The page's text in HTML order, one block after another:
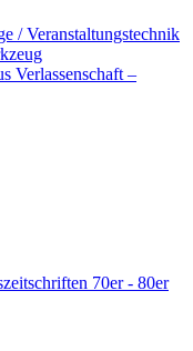
/ Veranstaltungstechnik
Verlassenschaft –
70er - 80er